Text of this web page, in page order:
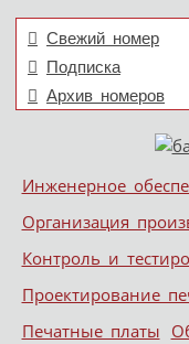
Свежий номер
Подписка
Архив номеров
Меню
Skip to content
Инженерное
Организация
Контроль и
Проектирование
Печатные платы